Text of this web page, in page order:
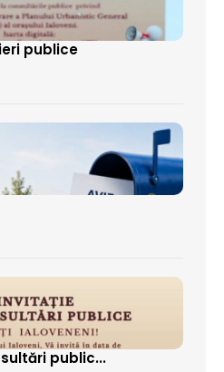
publice
public...